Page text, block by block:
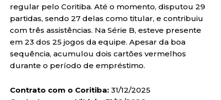
regular pelo Coritiba. Até o momento, disputou 29
partidas, sendo 27 delas como titular, e contribuiu
com três assistências. Na Série B, esteve presente
em 23 dos 25 jogos da equipe. Apesar da boa
sequência, acumulou dois cartões vermelhos
durante o período de empréstimo.
Contrato com o Coritiba: 31/12/2025